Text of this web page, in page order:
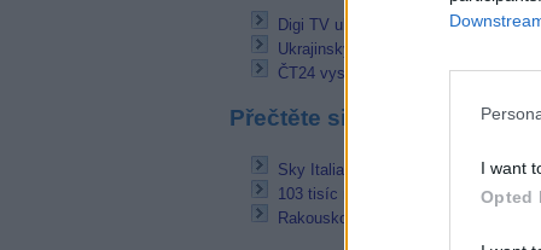
I want
Opted
Digi TV ukončila provoz jednoho
Ukrajinský kanál M2 bez
ČT24 vysílá 10 let
Přečtěte si také
Sky Italia: Nejlepší kvartál za
103 tisíc nových klientů Sky
Rakousko: 2,26 milionu domácností